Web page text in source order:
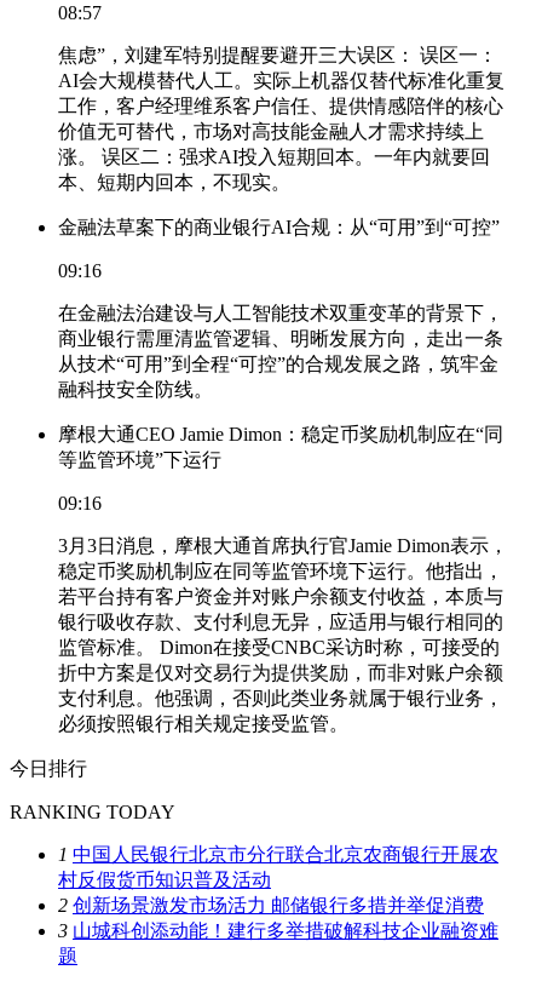
08:57
焦虑”，刘建军特别提醒要避开三大误区： 误区一：
AI会大规模替代人工。实际上机器仅替代标准化重复
工作，客户经理维系客户信任、提供情感陪伴的核心
价值无可替代，市场对高技能金融人才需求持续上
涨。 误区二：强求AI投入短期回本。一年内就要回
本、短期内回本，不现实。
金融法草案下的商业银行AI合规：从“可用”到“可控”
09:16
在金融法治建设与人工智能技术双重变革的背景下，
商业银行需厘清监管逻辑、明晰发展方向，走出一条
从技术“可用”到全程“可控”的合规发展之路，筑牢金
融科技安全防线。
摩根大通CEO Jamie Dimon：稳定币奖励机制应在“同
等监管环境”下运行
09:16
3月3日消息，摩根大通首席执行官Jamie Dimon表示，
稳定币奖励机制应在同等监管环境下运行。他指出，
若平台持有客户资金并对账户余额支付收益，本质与
银行吸收存款、支付利息无异，应适用与银行相同的
监管标准。 Dimon在接受CNBC采访时称，可接受的
折中方案是仅对交易行为提供奖励，而非对账户余额
支付利息。他强调，否则此类业务就属于银行业务，
必须按照银行相关规定接受监管。
今日排行
RANKING TODAY
1 中国人民银行北京市分行联合北京农商银行开展农
村反假货币知识普及活动
2 创新场景激发市场活力 邮储银行多措并举促消费
3 山城科创添动能！建行多举措破解科技企业融资难
题